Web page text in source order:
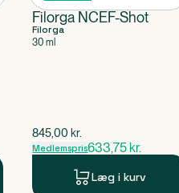
Filorga NCEF-Shot
Filorga
30 ml
$gammel pris
845,00 kr.
Medlemspris633,75 kr.
Læg i kurv